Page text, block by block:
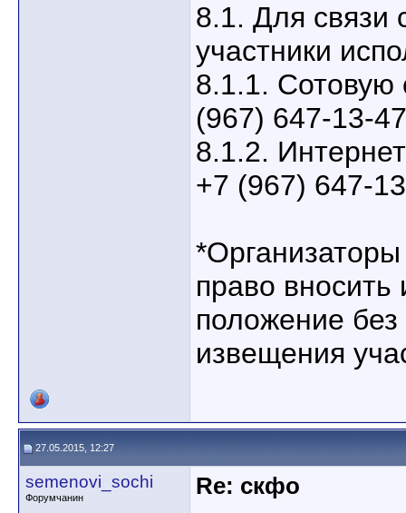
8.1. Для связи
участники
8.1.1. Сотовую
(967) 647-13-
8.1.2.
+7 (967) 647-
право вносить
положение без
извещения
27.05.2015, 12:27
semenovi_sochi
Форумчанин
Re: скфо